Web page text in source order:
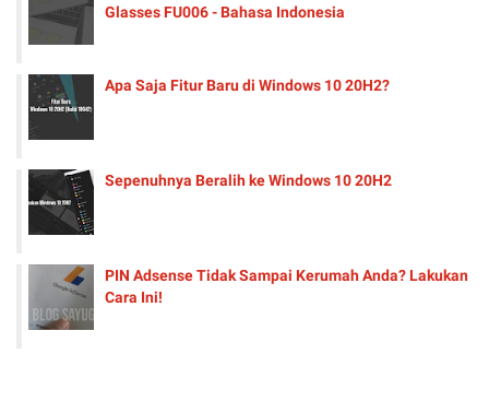
Glasses FU006 - Bahasa Indonesia
Apa Saja Fitur Baru di Windows 10 20H2?
Sepenuhnya Beralih ke Windows 10 20H2
PIN Adsense Tidak Sampai Kerumah Anda? Lakukan
Cara Ini!